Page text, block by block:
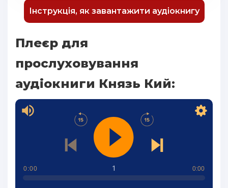
Інструкція, як завантажити аудіокнигу
Плеєр для
прослуховування
аудіокниги Князь Кий:
1
0:00 0:00